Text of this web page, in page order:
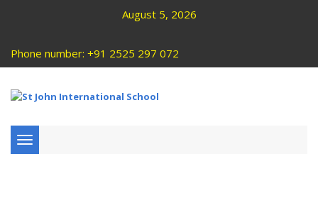
August 5, 2026
Phone number: +91 2525 297 072
Toggle
navigation